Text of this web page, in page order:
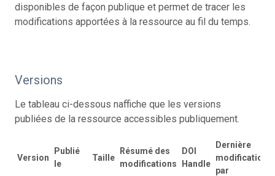
disponibles de façon publique et permet de tracer les
modifications apportées à la ressource au fil du temps.
Versions
Le tableau ci-dessous naffiche que les versions
publiées de la ressource accessibles publiquement.
Version
Publié
le
Taille
Résumé des
modifications
DOI
Handle
Dernière
modification
par